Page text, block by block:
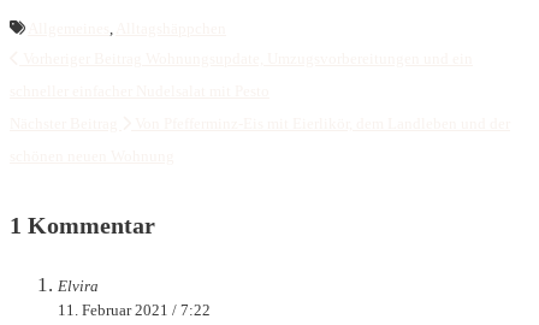
1 Kommentar
Elvira
11. Februar 2021 / 7:22